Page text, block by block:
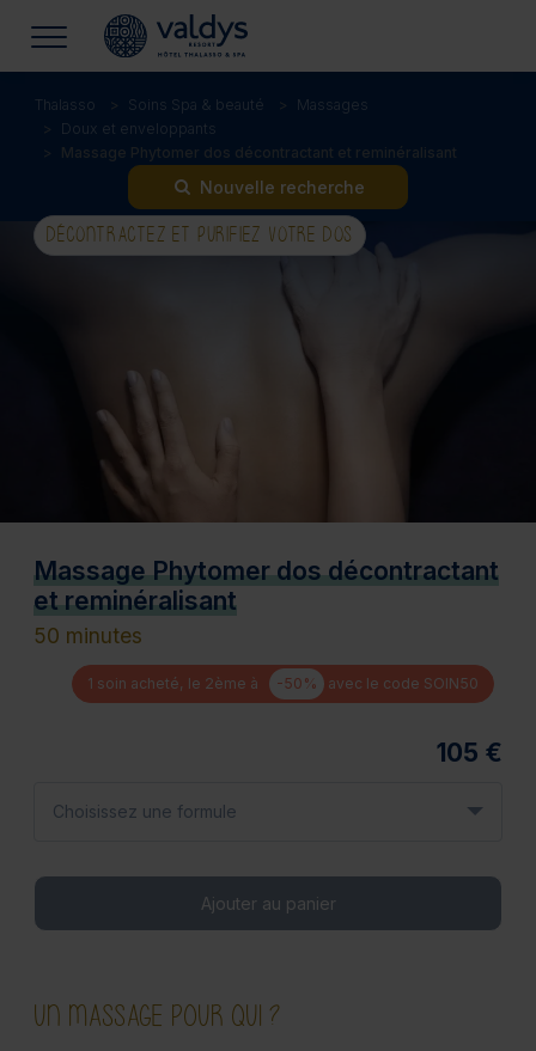
Thalasso Soins Spa & beauté
Massages
Doux et enveloppants
Massage Phytomer dos décontractant et reminéralisant
Nouvelle recherche
DÉCONTRACTEZ ET PURIFIEZ VOTRE DOS
Massage Phytomer dos décontractant
et reminéralisant
50 minutes
1 soin acheté, le 2ème à -50% avec le code SOIN50
105 €
Choisissez une formule
Ajouter au panier
UN MASSAGE POUR QUI ?